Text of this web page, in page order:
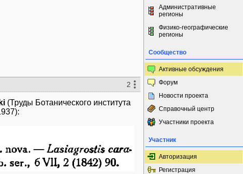
2
(Труды Ботанического института
Административные
регионы
Физико-географические
регионы
Сообщество
Активные обсуждения
Форум
Новости проекта
Справочный центр
Участники проекта
Участник
Авторизация
Регистрация